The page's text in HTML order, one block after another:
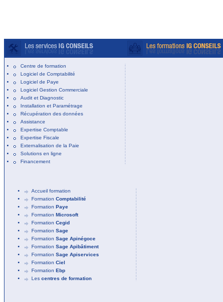
Centre de formation
Logiciel de Comptabilité
Logiciel de Paye
Logiciel Gestion Commerciale
Audit et Diagnostic
Installation et Paramétrage
Récupération des données
Assistance
Expertise Comptable
Expertise Fiscale
Externalisation de la Paie
Solutions en ligne
Financement
Accueil formation
Formation Comptabilité
Formation Paye
Formation Microsoft
Formation Cegid
Formation Sage
Formation Sage Apinégoce
Formation Sage Apibâtiment
Formation Sage Apiservices
Formation Ciel
Formation Ebp
Les centres de formation